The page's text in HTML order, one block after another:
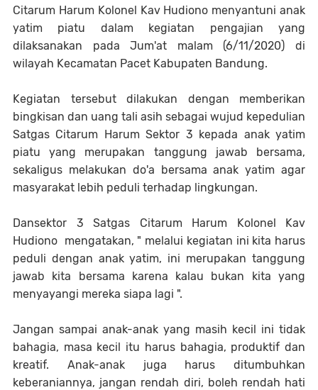
Citarum Harum Kolonel Kav Hudiono menyantuni anak
yatim piatu dalam kegiatan pengajian yang
dilaksanakan pada Jum'at malam (6/11/2020) di
wilayah Kecamatan Pacet Kabupaten Bandung.
Kegiatan tersebut dilakukan dengan memberikan
bingkisan dan uang tali asih sebagai wujud kepedulian
Satgas Citarum Harum Sektor 3 kepada anak yatim
piatu yang merupakan tanggung jawab bersama,
sekaligus melakukan do'a bersama anak yatim agar
masyarakat lebih peduli terhadap lingkungan.
Dansektor 3 Satgas Citarum Harum Kolonel Kav
Hudiono mengatakan, " melalui kegiatan ini kita harus
peduli dengan anak yatim, ini merupakan tanggung
jawab kita bersama karena kalau bukan kita yang
menyayangi mereka siapa lagi ".
Jangan sampai anak-anak yang masih kecil ini tidak
bahagia, masa kecil itu harus bahagia, produktif dan
kreatif. Anak-anak juga harus ditumbuhkan
keberaniannya, jangan rendah diri, boleh rendah hati